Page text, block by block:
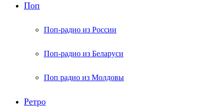
Поп
Поп-радио из России
Поп-радио из Беларуси
Поп радио из Молдовы
Ретро